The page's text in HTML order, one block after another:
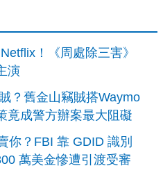
！《周處除三害》
演
？舊金山竊賊搭Waymo
竟成警方辦案最大阻礙
你？FBI 靠 GDID 識別
萬美金慘遭引渡受審